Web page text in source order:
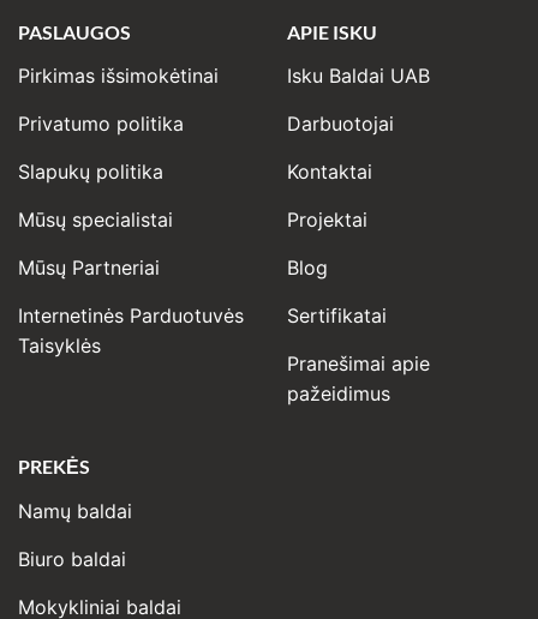
PASLAUGOS
Pirkimas išsimokėtinai
Privatumo politika
Slapukų politika
Mūsų specialistai
Mūsų Partneriai
Internetinės Parduotuvės
Taisyklės
APIE ISKU
Isku Baldai UAB
Darbuotojai
Kontaktai
Projektai
Blog
Sertifikatai
Pranešimai apie
pažeidimus
PREKĖS
Namų baldai
Biuro baldai
Mokykliniai baldai